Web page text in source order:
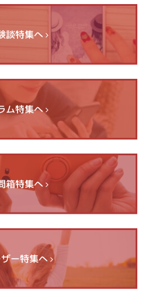
談特集へ
ム特集へ
箱特集へ
ー特集へ